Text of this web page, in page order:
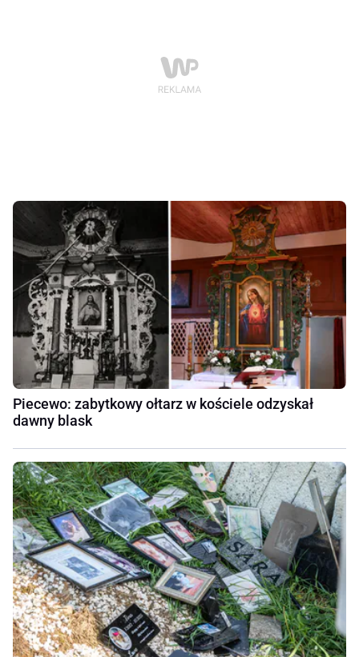
Piecewo: zabytkowy ołtarz w kościele odzyskał
dawny blask